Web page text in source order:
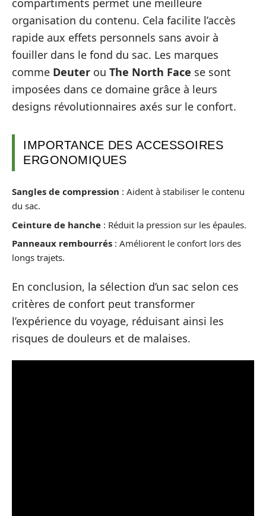
compartiments permet une meilleure
organisation du contenu. Cela facilite l’accès
rapide aux effets personnels sans avoir à
fouiller dans le fond du sac. Les marques
comme Deuter ou The North Face se sont
imposées dans ce domaine grâce à leurs
designs révolutionnaires axés sur le confort.
IMPORTANCE DES ACCESSOIRES
ERGONOMIQUES
Sangles de compression : Aident à stabiliser le contenu
du sac.
Ceinture de hanche : Réduit la pression sur les épaules.
Panneaux rembourrés : Améliorent le confort lors des
longs trajets.
En conclusion, la sélection d’un sac selon ces
critères de confort peut transformer
l’expérience du voyage, réduisant ainsi les
risques de douleurs et de malaises.